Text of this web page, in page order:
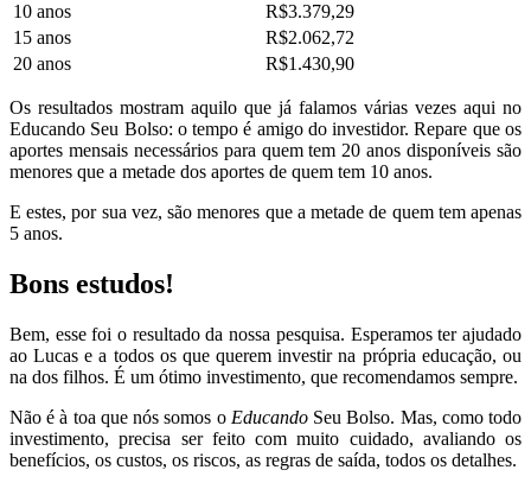
10 anos
R$3.379,29
15 anos
R$2.062,72
20 anos
R$1.430,90
Os resultados mostram aquilo que já falamos várias vezes aqui no
Educando Seu Bolso: o tempo é amigo do investidor. Repare que os
aportes mensais necessários para quem tem 20 anos disponíveis são
menores que a metade dos aportes de quem tem 10 anos.
E estes, por sua vez, são menores que a metade de quem tem apenas
5 anos.
Bons estudos!
Bem, esse foi o resultado da nossa pesquisa. Esperamos ter ajudado
ao Lucas e a todos os que querem investir na própria educação, ou
na dos filhos. É um ótimo investimento, que recomendamos sempre.
Não é à toa que nós somos o EducandoSeu Bolso. Mas, como todo
investimento, precisa ser feito com muito cuidado, avaliando os
benefícios, os custos, os riscos, as regras de saída, todos os detalhes.